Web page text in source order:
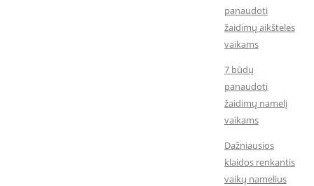
panaudoti
žaidimų aikšteles
vaikams
7 būdų
panaudoti
žaidimų namelį
vaikams
Dažniausios
klaidos renkantis
vaikų namelius